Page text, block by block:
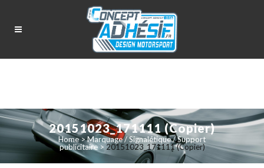
20151023_171111 (Copier)
Home>Marquage / Signalétique / Support
publicitaire> 20151023_171111 (Copier)